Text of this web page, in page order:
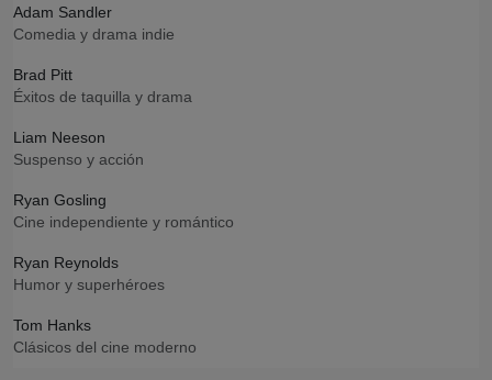
Adam Sandler
Comedia y drama indie
Brad Pitt
Éxitos de taquilla y drama
Liam Neeson
Suspenso y acción
Ryan Gosling
Cine independiente y romántico
Ryan Reynolds
Humor y superhéroes
Tom Hanks
Clásicos del cine moderno